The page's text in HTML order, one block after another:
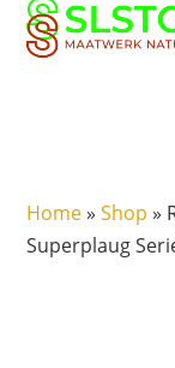
Home»Shop »
Superplaug